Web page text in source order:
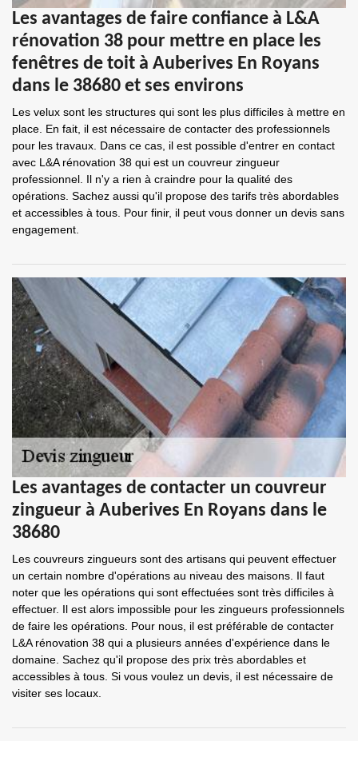
Les avantages de faire confiance à L&A
rénovation 38 pour mettre en place les
fenêtres de toit à Auberives En Royans
dans le 38680 et ses environs
Les velux sont les structures qui sont les plus difficiles à mettre en
place. En fait, il est nécessaire de contacter des professionnels
pour les travaux. Dans ce cas, il est possible d'entrer en contact
avec L&A rénovation 38 qui est un couvreur zingueur
professionnel. Il n'y a rien à craindre pour la qualité des
opérations. Sachez aussi qu'il propose des tarifs très abordables
et accessibles à tous. Pour finir, il peut vous donner un devis sans
engagement.
Les avantages de contacter un couvreur
zingueur à Auberives En Royans dans le
38680
Les couvreurs zingueurs sont des artisans qui peuvent effectuer
un certain nombre d'opérations au niveau des maisons. Il faut
noter que les opérations qui sont effectuées sont très difficiles à
effectuer. Il est alors impossible pour les zingueurs professionnels
de faire les opérations. Pour nous, il est préférable de contacter
L&A rénovation 38 qui a plusieurs années d'expérience dans le
domaine. Sachez qu'il propose des prix très abordables et
accessibles à tous. Si vous voulez un devis, il est nécessaire de
visiter ses locaux.